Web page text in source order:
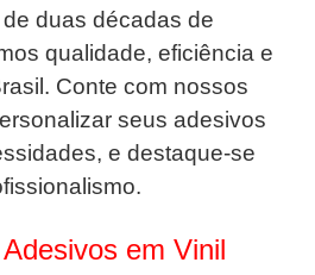
duas décadas de
qualidade, eficiência e
Conte com nossos
seus adesivos
e destaque-se
em Vinil